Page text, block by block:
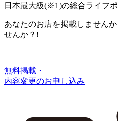
日本最大級(※1)の総合ライフ
あなたのお店を掲載しませんか
せんか？!
無料掲載・
内容変更のお申し込み